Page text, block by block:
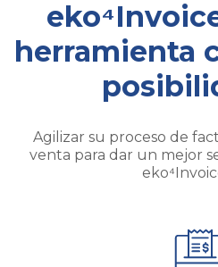
herramienta
Agilizar su proceso de
venta para dar un mejor